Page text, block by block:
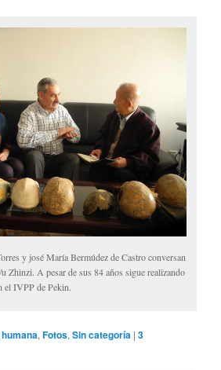
y josé María Bermúdez de Castro conversan
Zhinzi. A pesar de sus 84 años sigue realizando
el IVPP de Pekin.
,Fotos,Sin categoría |3